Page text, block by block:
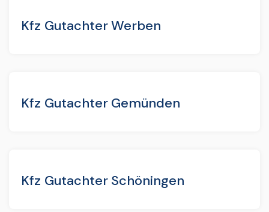
Kfz Gutachter Werben
Kfz Gutachter Gemünden
Kfz Gutachter Schöningen